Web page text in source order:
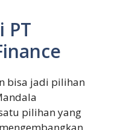
PT
bisa jadi pilihan
pilihan yang